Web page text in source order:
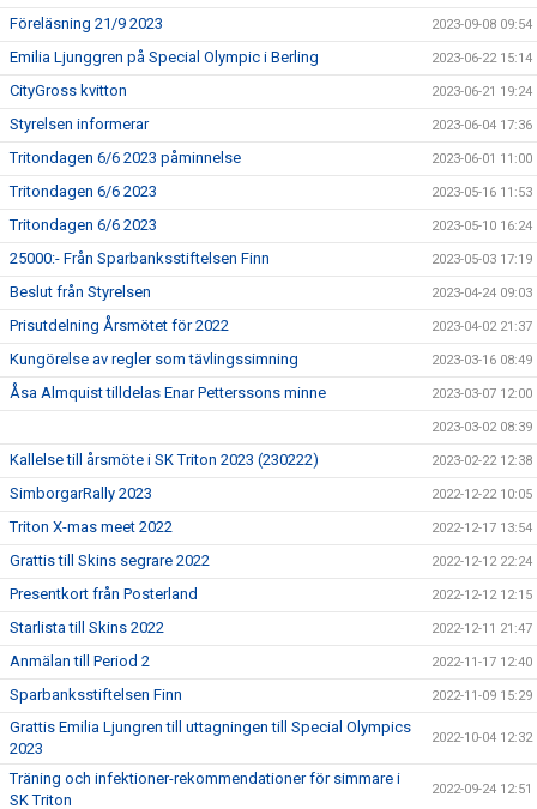
Föreläsning 21/9 2023 2023-09-08 09:54
Emilia Ljunggren på Special Olympic i Berling 2023-06-22 15:14
CityGross kvitton 2023-06-21 19:24
Styrelsen informerar 2023-06-04 17:36
Tritondagen 6/6 2023 påminnelse 2023-06-01 11:00
Tritondagen 6/6 2023 2023-05-16 11:53
Tritondagen 6/6 2023 2023-05-10 16:24
25000:- Från Sparbanksstiftelsen Finn 2023-05-03 17:19
Beslut från Styrelsen 2023-04-24 09:03
Prisutdelning Årsmötet för 2022 2023-04-02 21:37
Kungörelse av regler som tävlingssimning 2023-03-16 08:49
Åsa Almquist tilldelas Enar Petterssons minne 2023-03-07 12:00
2023-03-02 08:39
Kallelse till årsmöte i SK Triton 2023 (230222) 2023-02-22 12:38
SimborgarRally 2023 2022-12-22 10:05
Triton X-mas meet 2022 2022-12-17 13:54
Grattis till Skins segrare 2022 2022-12-12 22:24
Presentkort från Posterland 2022-12-12 12:15
Starlista till Skins 2022 2022-12-11 21:47
Anmälan till Period 2 2022-11-17 12:40
Sparbanksstiftelsen Finn 2022-11-09 15:29
Grattis Emilia Ljungren till uttagningen till Special Olympics
2023
2022-10-04 12:32
Träning och infektioner-rekommendationer för simmare i
SK Triton
2022-09-24 12:51